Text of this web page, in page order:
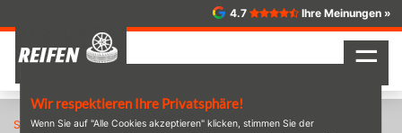
Wir respektieren Ihre Privatsphäre!
Wenn Sie auf "Alle Cookies akzeptieren" klicken, stimmen Sie der
zum
Inhalt
☰
4.7 Ihre Meinungen »
Startseite Benutzerkonto